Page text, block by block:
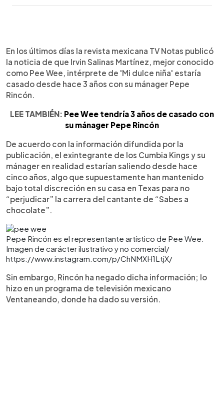
► Escuchar artículo
En los últimos días la revista mexicana TV Notas publicó
la noticia de que Irvin Salinas Martínez, mejor conocido
como Pee Wee, intérprete de 'Mi dulce niña' estaría
casado desde hace 3 años con su mánager Pepe
Rincón.
LEE TAMBIÉN: Pee Wee tendría 3 años de casado con
su mánager Pepe Rincón
De acuerdo con la información difundida por la
publicación, el exintegrante de los Cumbia Kings y su
mánager en realidad estarían saliendo desde hace
cinco años, algo que supuestamente han mantenido
bajo total discreción en su casa en Texas para no
“perjudicar” la carrera del cantante de “Sabes a
chocolate”.
Pepe Rincón es el representante artístico de Pee Wee.
Imagen de carácter ilustrativo y no comercial/
https://www.instagram.com/p/ChNMXH1LtjX/
Sin embargo, Rincón ha negado dicha información; lo
hizo en un programa de televisión mexicano
Ventaneando, donde ha dado su versión.